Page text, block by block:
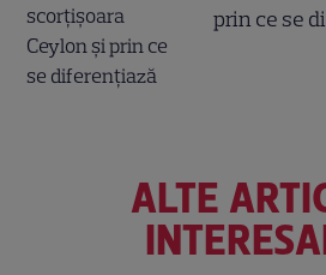
prin ce se
ALTE